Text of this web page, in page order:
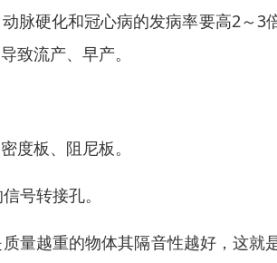
脉硬化和冠心病的发病率要高2～3
致流产、早产。
度板、阻尼板。
号转接孔。
量越重的物体其隔音性越好，这就